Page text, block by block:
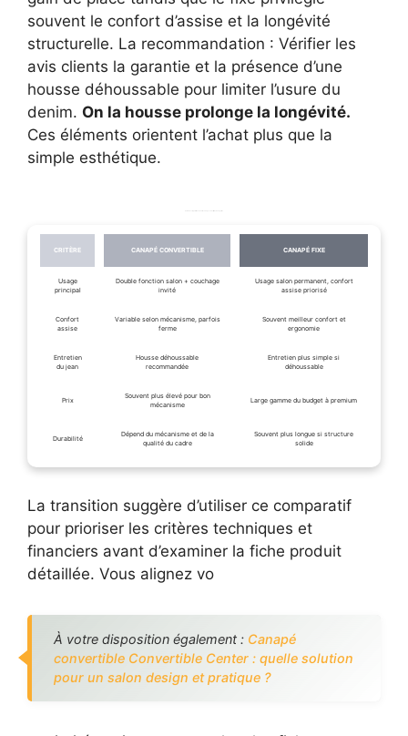
souvent le confort d’assise et la longévité
structurelle. La recommandation : Vérifier les
avis clients la garantie et la présence d’une
housse déhoussable pour limiter l’usure du
denim. On la housse prolonge la longévité.
Ces éléments orientent l’achat plus que la
simple esthétique.
CRITÈRE CANAPÉ CONVERTIBLE CANAPÉ FIXE
Usage
principal
Double fonction salon + couchage
invité
Usage salon permanent, confort
assise priorisé
Confort
assise
Variable selon mécanisme, parfois
ferme
Souvent meilleur confort et
ergonomie
Entretien
du jean
Housse déhoussable
recommandée
Entretien plus simple si
déhoussable
Prix
Souvent plus élevé pour bon
mécanisme
Large gamme du budget à premium
Durabilité
Dépend du mécanisme et de la
qualité du cadre
Souvent plus longue si structure
solide
La transition suggère d’utiliser ce comparatif
pour prioriser les critères techniques et
financiers avant d’examiner la fiche produit
détaillée. Vous alignez vo
À votre disposition également : Canapé
convertible Convertible Center : quelle solution
pour un salon design et pratique ?